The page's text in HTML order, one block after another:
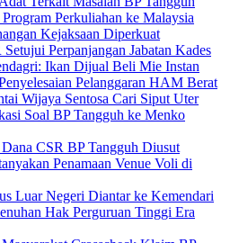
Perkuliahan ke Malaysia
Kejaksaan Diperkuat
Perpanjangan Jabatan Kades
Ikan Dijual Beli Mie Instan
Pelanggaran HAM Berat
Wijaya Sentosa Cari Siput Uter
Soal BP Tangguh ke Menko
CSR BP Tangguh Diusut
Penamaan Venue Voli di
Luar Negeri Diantar ke Kemendari
Hak Perguruan Tinggi Era